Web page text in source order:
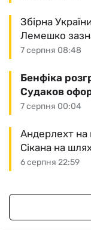
7 серпня 08:48
Збірна
Лемешко
7 серпня 00:04
Бенфіка
Судаков
6 серпня 22:59
Андерлехт на
Сікана на